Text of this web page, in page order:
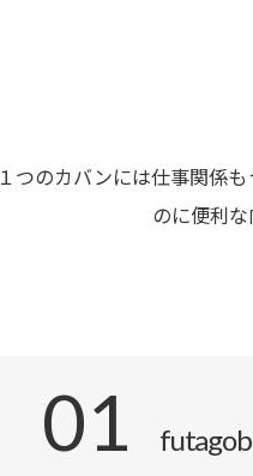
１つのカバンには仕事関係
のに便利
01